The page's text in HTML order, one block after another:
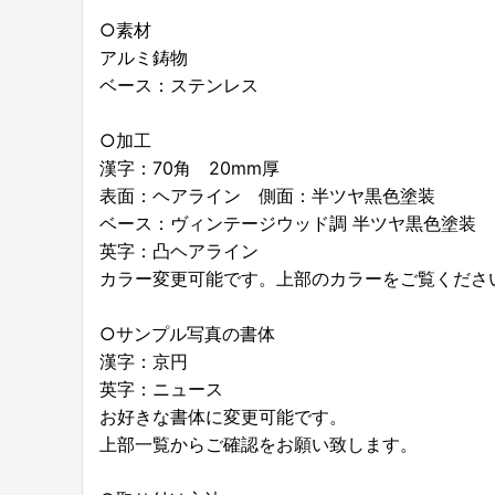
○素材
アルミ鋳物
ベース：ステンレス
○加工
漢字：70角 20mm厚
表面：ヘアライン 側面：半ツヤ黒色塗装
ベース：ヴィンテージウッド調 半ツヤ黒色塗装
英字：凸ヘアライン
カラー変更可能です。上部のカラーをご覧くださ
○サンプル写真の書体
漢字：京円
英字：ニュース
お好きな書体に変更可能です。
上部一覧からご確認をお願い致します。